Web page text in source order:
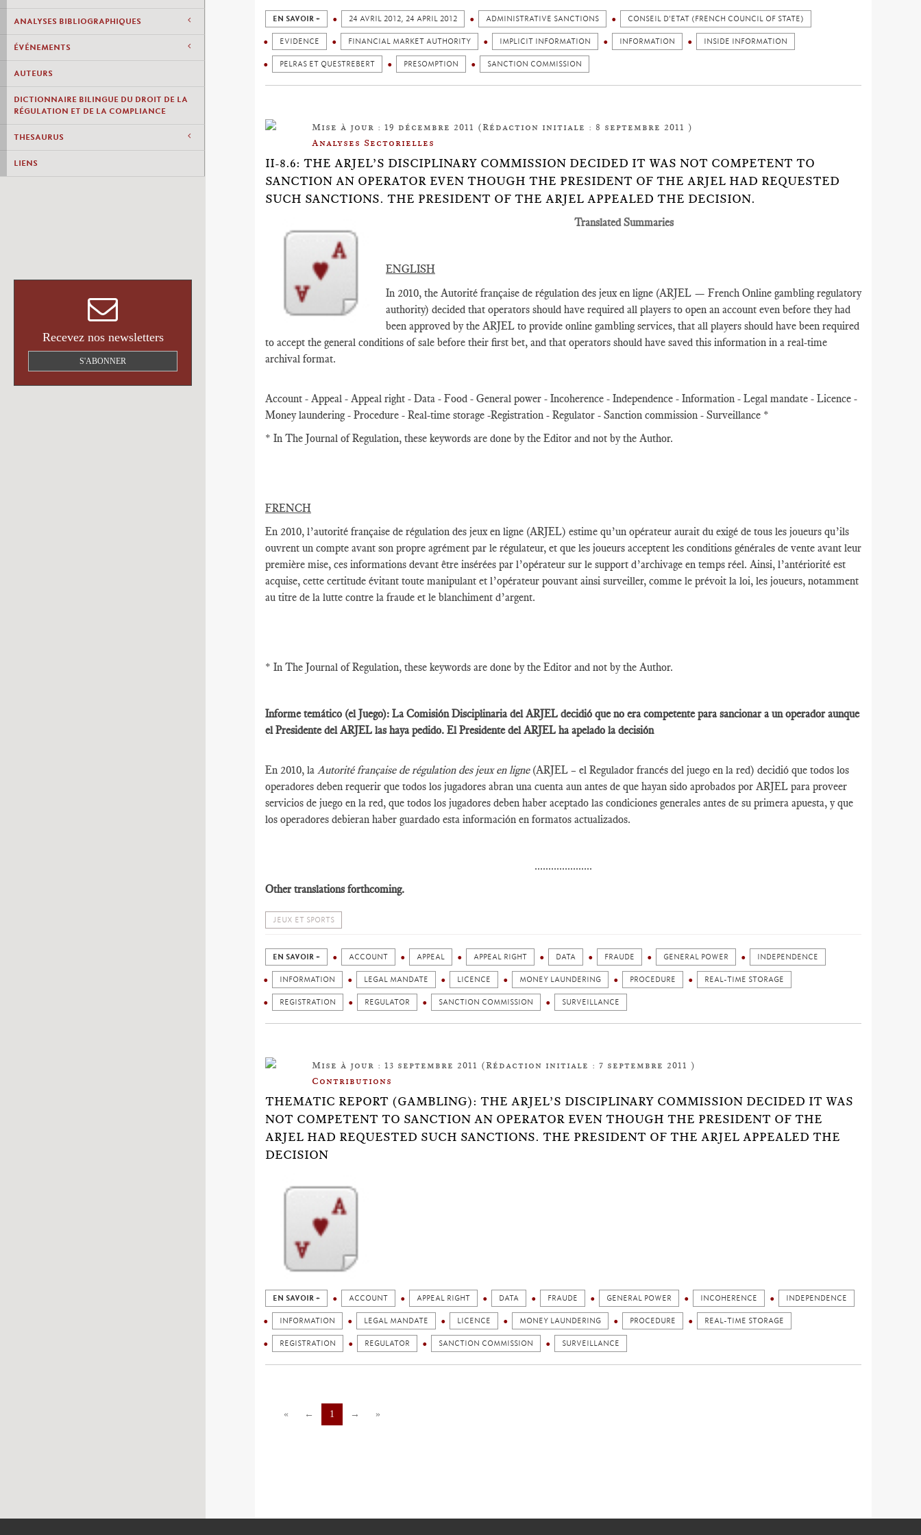
ANALYSES BIBLIOGRAPHIQUES
ÉVÉNEMENTS
AUTEURS
DICTIONNAIRE BILINGUE DU DROIT DE LA
RÉGULATION ET DE LA COMPLIANCE
THESAURUS
LIENS
Recevez nos newsletters
S'ABONNER
EN SAVOIR + 24 AVRIL 2012, 24 APRIL 2012 ADMINISTRATIVE SANCTIONS CONSEIL D'ETAT (FRENCH COUNCIL OF STATE)
EVIDENCE FINANCIAL MARKET AUTHORITY IMPLICIT INFORMATION INFORMATION INSIDE INFORMATION
PELRAS ET QUESTREBERT PRESOMPTION SANCTION COMMISSION
Mise à jour : 19 décembre 2011 (Rédaction initiale : 8 septembre 2011 )
Analyses Sectorielles
II-8.6: THE ARJEL’S DISCIPLINARY COMMISSION DECIDED IT WAS NOT COMPETENT TO
SANCTION AN OPERATOR EVEN THOUGH THE PRESIDENT OF THE ARJEL HAD REQUESTED
SUCH SANCTIONS. THE PRESIDENT OF THE ARJEL APPEALED THE DECISION.
Translated Summaries
ENGLISH
In 2010, the Autorité française de régulation des jeux en ligne (ARJEL — French Online gambling regulatory
authority) decided that operators should have required all players to open an account even before they had
been approved by the ARJEL to provide online gambling services, that all players should have been required
to accept the general conditions of sale before their first bet, and that operators should have saved this information in a real-time
archival format.
Account - Appeal - Appeal right - Data - Food - General power - Incoherence - Independence - Information - Legal mandate - Licence -
Money laundering - Procedure - Real-time storage -Registration - Regulator - Sanction commission - Surveillance *
* In The Journal of Regulation, these keywords are done by the Editor and not by the Author.
FRENCH
En 2010, l’autorité française de régulation des jeux en ligne (ARJEL) estime qu’un opérateur aurait du exigé de tous les joueurs qu’ils
ouvrent un compte avant son propre agrément par le régulateur, et que les joueurs acceptent les conditions générales de vente avant leur
première mise, ces informations devant être insérées par l’opérateur sur le support d’archivage en temps réel. Ainsi, l’antériorité est
acquise, cette certitude évitant toute manipulant et l’opérateur pouvant ainsi surveiller, comme le prévoit la loi, les joueurs, notamment
au titre de la lutte contre la fraude et le blanchiment d’argent.
* In The Journal of Regulation, these keywords are done by the Editor and not by the Author.
Informe temático (el Juego): La Comisión Disciplinaria del ARJEL decidió que no era competente para sancionar a un operador aunque
el Presidente del ARJEL las haya pedido. El Presidente del ARJEL ha apelado la decisión
En 2010, la Autorité française de régulation des jeux en ligne (ARJEL – el Regulador francés del juego en la red) decidió que todos los
operadores deben requerir que todos los jugadores abran una cuenta aun antes de que hayan sido aprobados por ARJEL para proveer
servicios de juego en la red, que todos los jugadores deben haber aceptado las condiciones generales antes de su primera apuesta, y que
los operadores debieran haber guardado esta información en formatos actualizados.
.....................
Other translations forthcoming.
JEUX ET SPORTS
EN SAVOIR + ACCOUNT APPEAL APPEAL RIGHT DATA FRAUDE GENERAL POWER INDEPENDENCE
INFORMATION LEGAL MANDATE LICENCE MONEY LAUNDERING PROCEDURE REAL-TIME STORAGE
REGISTRATION REGULATOR SANCTION COMMISSION SURVEILLANCE
Mise à jour : 13 septembre 2011 (Rédaction initiale : 7 septembre 2011 )
Contributions
THEMATIC REPORT (GAMBLING): THE ARJEL’S DISCIPLINARY COMMISSION DECIDED IT WAS
NOT COMPETENT TO SANCTION AN OPERATOR EVEN THOUGH THE PRESIDENT OF THE
ARJEL HAD REQUESTED SUCH SANCTIONS. THE PRESIDENT OF THE ARJEL APPEALED THE
DECISION
EN SAVOIR + ACCOUNT APPEAL RIGHT DATA FRAUDE GENERAL POWER INCOHERENCE INDEPENDENCE
INFORMATION LEGAL MANDATE LICENCE MONEY LAUNDERING PROCEDURE REAL-TIME STORAGE
REGISTRATION REGULATOR SANCTION COMMISSION SURVEILLANCE
« ← 1 → »